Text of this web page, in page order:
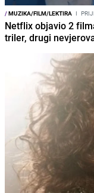
/MUZIKA/FILM/LEKTIRA I
Netflix objavio 2
triler, drugi